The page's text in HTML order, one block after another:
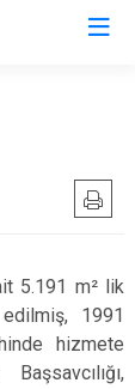
5.191 m² lik
1991
hizmete